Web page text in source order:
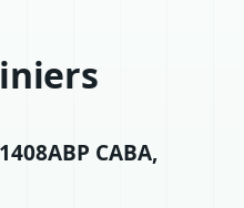
CABA,